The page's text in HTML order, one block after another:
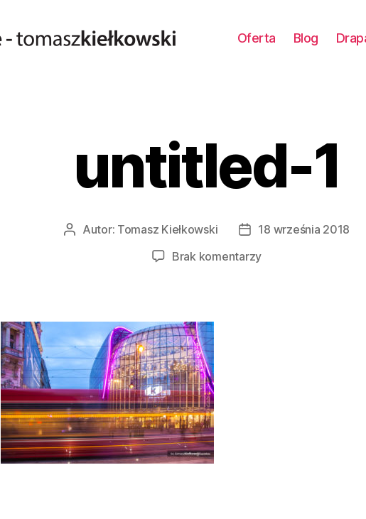
Oferta Blog
untitled-1
AutorAutor: Tomasz Kiełkowski
Data18 września 2018
Brak komentarzydo